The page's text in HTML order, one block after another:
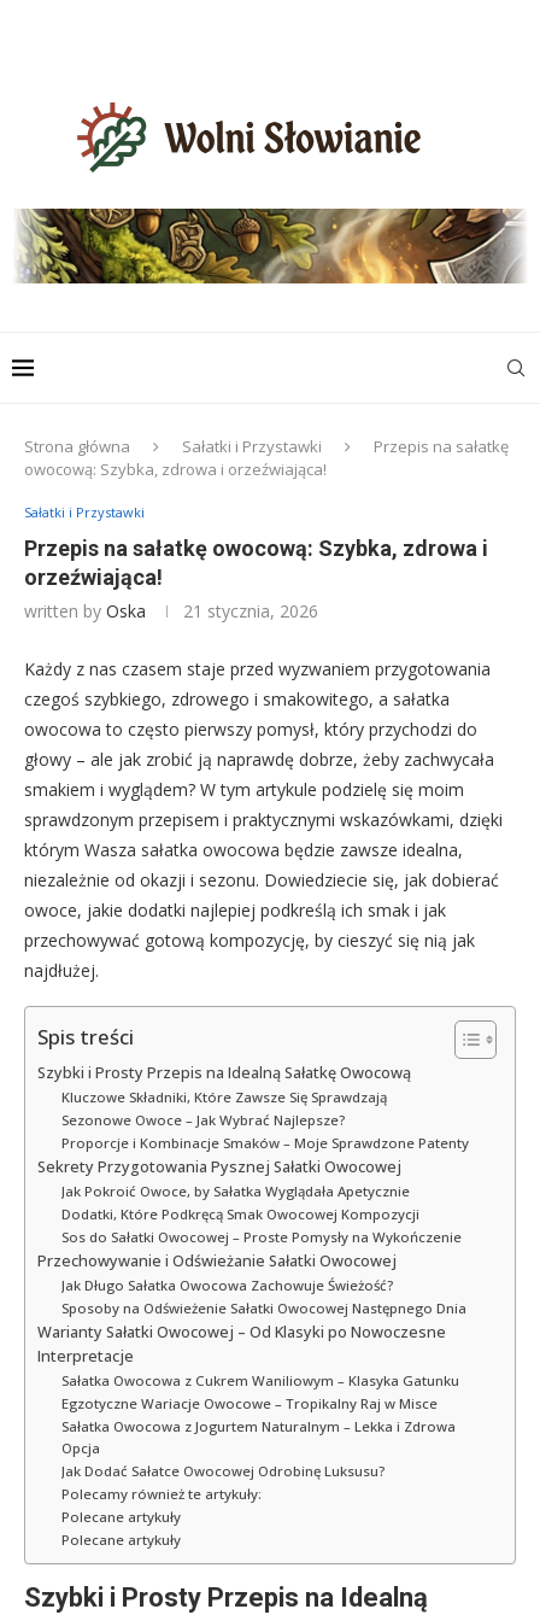
Strona główna Sałatki i Przystawki
Przepis na sałatkę
owocową: Szybka, zdrowa i orzeźwiająca!
Sałatki i Przystawki
Przepis na sałatkę owocową: Szybka, zdrowa i
orzeźwiająca!
written by Oska 21 stycznia, 2026
Każdy z nas czasem staje przed wyzwaniem przygotowania
czegoś szybkiego, zdrowego i smakowitego, a sałatka
owocowa to często pierwszy pomysł, który przychodzi do
głowy – ale jak zrobić ją naprawdę dobrze, żeby zachwycała
smakiem i wyglądem? W tym artykule podzielę się moim
sprawdzonym przepisem i praktycznymi wskazówkami, dzięki
którym Wasza sałatka owocowa będzie zawsze idealna,
niezależnie od okazji i sezonu. Dowiedziecie się, jak dobierać
owoce, jakie dodatki najlepiej podkreślą ich smak i jak
przechowywać gotową kompozycję, by cieszyć się nią jak
najdłużej.
Spis treści
Szybki i Prosty Przepis na Idealną Sałatkę Owocową
Kluczowe Składniki, Które Zawsze Się Sprawdzają
Sezonowe Owoce – Jak Wybrać Najlepsze?
Proporcje i Kombinacje Smaków – Moje Sprawdzone Patenty
Sekrety Przygotowania Pysznej Sałatki Owocowej
Jak Pokroić Owoce, by Sałatka Wyglądała Apetycznie
Dodatki, Które Podkręcą Smak Owocowej Kompozycji
Sos do Sałatki Owocowej – Proste Pomysły na Wykończenie
Przechowywanie i Odświeżanie Sałatki Owocowej
Jak Długo Sałatka Owocowa Zachowuje Świeżość?
Sposoby na Odświeżenie Sałatki Owocowej Następnego Dnia
Warianty Sałatki Owocowej – Od Klasyki po Nowoczesne
Interpretacje
Sałatka Owocowa z Cukrem Waniliowym – Klasyka Gatunku
Egzotyczne Wariacje Owocowe – Tropikalny Raj w Misce
Sałatka Owocowa z Jogurtem Naturalnym – Lekka i Zdrowa
Opcja
Jak Dodać Sałatce Owocowej Odrobinę Luksusu?
Polecamy również te artykuły:
Polecane artykuły
Polecane artykuły
Szybki i Prosty Przepis na Idealną